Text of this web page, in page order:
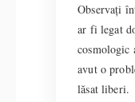
Observați
ar fi legat
cosmologic
avut o
lăsat liberi.